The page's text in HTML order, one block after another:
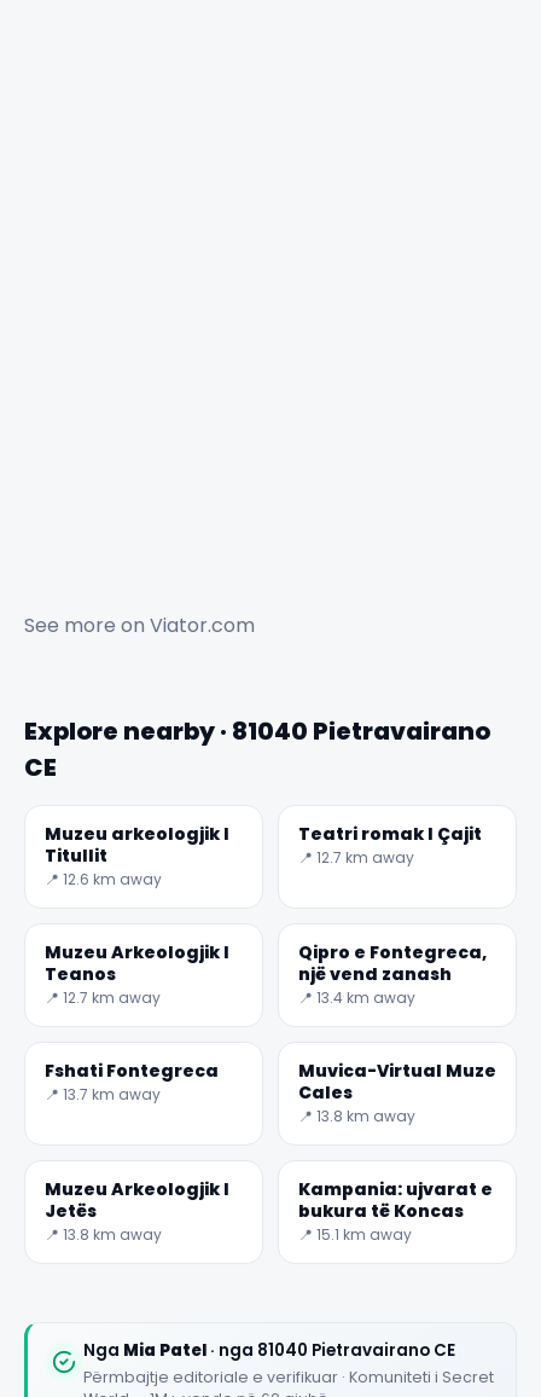
See more on Viator.com
Explore nearby · 81040 Pietravairano
CE
Muzeu arkeologjik I
Titullit
📍 12.6 km away
Teatri romak I Çajit
📍 12.7 km away
Muzeu Arkeologjik I
Teanos
📍 12.7 km away
Qipro e Fontegreca,
një vend zanash
📍 13.4 km away
Fshati Fontegreca
📍 13.7 km away
Muvica-Virtual Muze
Cales
📍 13.8 km away
Muzeu Arkeologjik I
Jetës
📍 13.8 km away
Kampania: ujvarat e
bukura të Koncas
📍 15.1 km away
Nga Mia Patel · nga 81040 Pietravairano CE
Përmbajtje editoriale e verifikuar · Komuniteti i Secret